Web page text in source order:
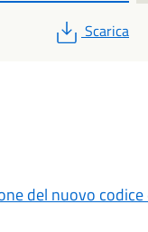
PDF
Scarica
del nuovo